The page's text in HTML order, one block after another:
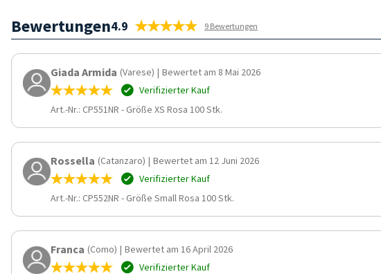
Bewertungen4.9 9 Bewertungen
Giada Armida (Varese) | Bewertet am 8 Mai 2026
Verifizierter Kauf
Art.-Nr.: CP551NR - Größe XS Rosa 100 Stk.
Rossella (Catanzaro) | Bewertet am 12 Juni 2026
Verifizierter Kauf
Art.-Nr.: CP552NR - Größe Small Rosa 100 Stk.
Franca (Como) | Bewertet am 16 April 2026
Verifizierter Kauf